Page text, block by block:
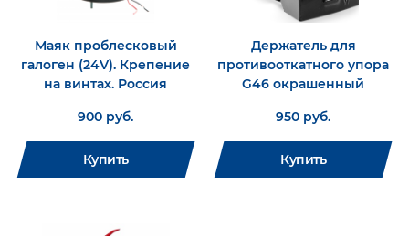
Маяк проблесковый
галоген (24V). Крепение
на винтах. Россия
900 руб.
Купить
Держатель для
противооткатного упора
G46 окрашенный
950 руб.
Купить